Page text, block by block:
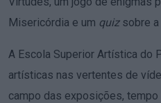
Misericórdia e um quizsobre a
A Escola Superior Artística do
artísticas nas vertentes de
campo das exposições, tempo